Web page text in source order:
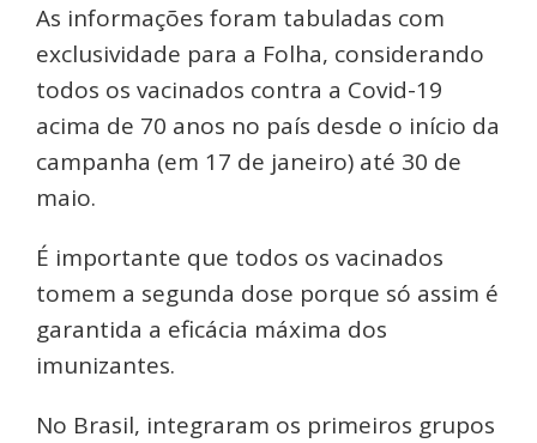
As informações foram tabuladas com
exclusividade para a Folha, considerando
todos os vacinados contra a Covid-19
acima de 70 anos no país desde o início da
campanha (em 17 de janeiro) até 30 de
maio.
É importante que todos os vacinados
tomem a segunda dose porque só assim é
garantida a eficácia máxima dos
imunizantes.
No Brasil, integraram os primeiros grupos